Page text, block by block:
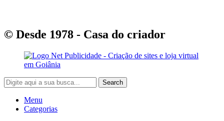
© Desde 1978 - Casa do criador
Search
Menu
Categorias